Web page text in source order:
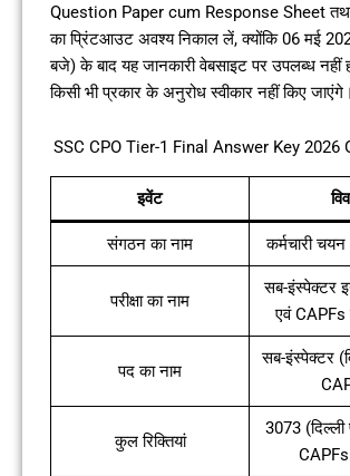
Question Paper cum Response Sheet
का प्रिंटआउट अवश्य निकाल लें, क्योंकि 06 मई
बजे) के बाद यह जानकारी वेबसाइट पर उपलब्ध नहीं
किसी भी प्रकार के अनुरोध स्वीकार नहीं किए जाएंगे।
SSC CPO Tier-1 Final Answer Key 2026
इवेंट
संगठन का नाम कर्मचारी
परीक्षा का नाम
सब-इंस्पेक्टर
एवं CAPFs
पद का नाम
सब-इंस्पेक्टर
कुल रिक्तियां
3073